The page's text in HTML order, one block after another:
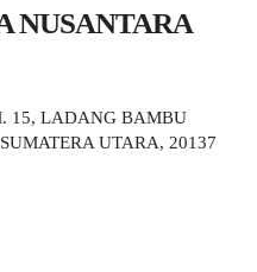
NUSANTARA
15, LADANG BAMBU
UTARA, 20137